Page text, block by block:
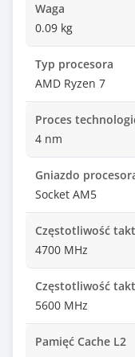
Waga
0.09 kg
Typ procesora
AMD Ryzen 7
Proces
4 nm
Gniazdo
Socket AM5
Częstotliwość
4700 MHz
Częstotliwość
5600 MHz
Pamięć Cache L2